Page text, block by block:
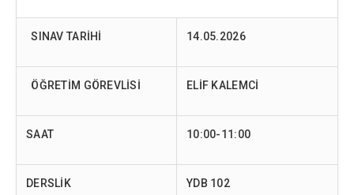
SINAV TARİHİ 14.05.2026
ÖĞRETİM GÖREVLİSİ ELİF KALEMCİ
SAAT 10:00-11:00
DERSLİK YDB 102